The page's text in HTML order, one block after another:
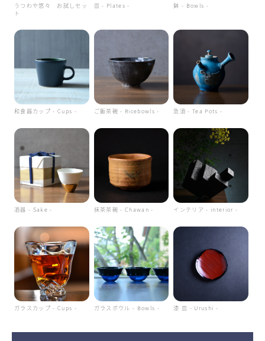
うつわや悠々 お試しセッ
ト
皿 - Plates - 鉢 - Bowls -
和食器カップ - Cups - ご飯茶碗 - Ricebowls - 急須 - Tea Pots -
酒器 - Sake - 抹茶茶碗 - Chawan - インテリア - interior -
ガラスカップ - Cups - ガラスボウル - Bowls - 漆 皿 - Urushi -